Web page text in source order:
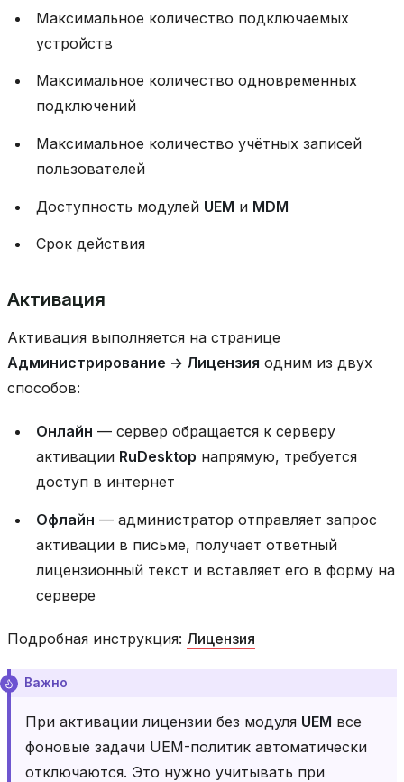
Максимальное количество подключаемых
устройств
Максимальное количество одновременных
подключений
Максимальное количество учётных записей
пользователей
Доступность модулей UEM и MDM
Срок действия
Активация
Активация выполняется на странице
Администрирование → Лицензия одним из двух
способов:
Онлайн — сервер обращается к серверу
активации RuDesktop напрямую, требуется
доступ в интернет
Офлайн — администратор отправляет запрос
активации в письме, получает ответный
лицензионный текст и вставляет его в форму на
сервере
Подробная инструкция: Лицензия
Важно
При активации лицензии без модуля UEM все
фоновые задачи UEM-политик автоматически
отключаются. Это нужно учитывать при